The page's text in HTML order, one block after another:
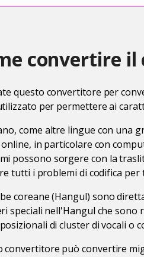
convertire il
questo convertitore per
per permettere ai
come altre lingue con una
in particolare con
possono sorgere con la
tutti i problemi di codifica per
coreane (Hangul) sono
speciali nell'Hangul che sono
di cluster di vocali o
convertitore può convertire